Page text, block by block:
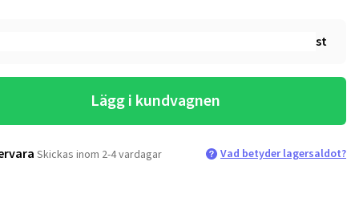
st
Lägg i kundvagnen
Skickas inom 2-4 vardagar Vad betyder lagersaldot?